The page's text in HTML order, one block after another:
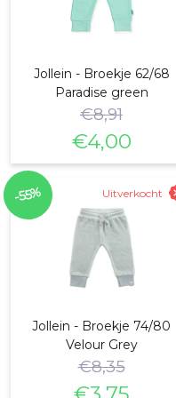
Jollein - Broekje 62/68
Paradise green
€8,91
Oorspronkelijke
prijs
was:
€8,91.
€4,00
Huidige
prijs
is:
€4,00.
Uitverkocht
-55%
Jollein - Broekje 74/80
Velour Grey
€8,35